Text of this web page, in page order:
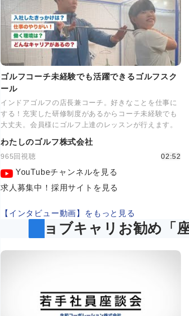
ゴルフコーチ未経験でも活躍できるゴルフスク
ール
インドアゴルフの店長兼コーチ。好きなことを仕事に
する！充実した研修制度があるからコーチ未経験でも
大丈夫。会員様にゴルフ上達のレッスンが行えます。
わたしのゴルフ株式会社
965回視聴 02:52
YouTubeチャンネルを見る
求人募集中！採用サイトを見る
【インタビュー動画】をもっと見る
ジョブキャリお勧め「